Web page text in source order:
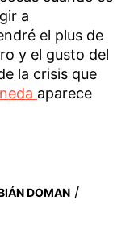
a
el plus de
y el gusto del
la crisis que
aparece
DOMAN /